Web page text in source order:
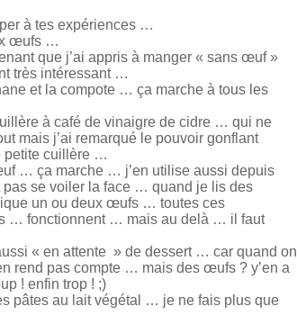
à tes expériences …
œufs …
que j’ai appris à manger « sans œuf »
très intéressant …
et la compote … ça marche à tous les
à café de vinaigre de cidre … qui ne
mais j’ai remarqué le pouvoir gonflant
petite cuillère …
… ça marche … j’en utilise aussi depuis
se voiler la face … quand je lis des
un ou deux œufs … toutes ces
… fonctionnent … mais au delà … il faut
« en attente » de dessert … car quand on
rend pas compte … mais des œufs ? y’en a
! enfin trop ! ;)
pâtes au lait végétal … je ne fais plus que